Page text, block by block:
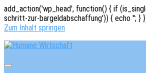
add_action('wp_head', function() { if
schritt-zur-bargeldabschaffung')) { echo ''; }
Zum Inhalt springen